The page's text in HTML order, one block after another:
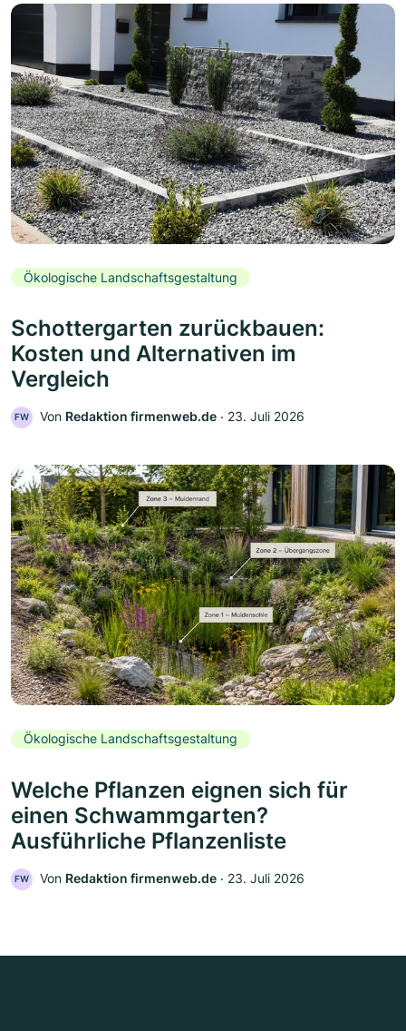
Ökologische Landschaftsgestaltung
Schottergarten zurückbauen:
Kosten und Alternativen im
Vergleich
FW Von Redaktion firmenweb.de ‧ 23. Juli 2026
Ökologische Landschaftsgestaltung
Welche Pflanzen eignen sich für
einen Schwammgarten?
Ausführliche Pflanzenliste
FW Von Redaktion firmenweb.de ‧ 23. Juli 2026